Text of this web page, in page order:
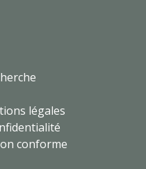
légales
conforme